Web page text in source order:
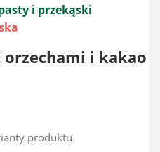
i przekąski
i kakao
produktu